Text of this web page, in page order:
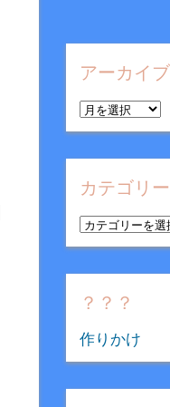
アーカイブ
ア
ー
カ
イ
カテゴリー
カ
テ
ゴ
リ
？？？
作りかけ